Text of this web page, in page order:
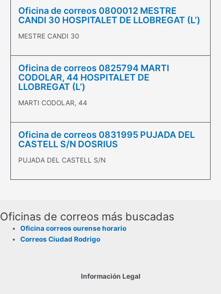
Oficina de correos 0800012 MESTRE
CANDI 30 HOSPITALET DE LLOBREGAT (L’)
MESTRE CANDI 30
Oficina de correos 0825794 MARTI
CODOLAR, 44 HOSPITALET DE
LLOBREGAT (L’)
MARTI CODOLAR, 44
Oficina de correos 0831995 PUJADA DEL
CASTELL S/N DOSRIUS
PUJADA DEL CASTELL S/N
Oficinas de correos más buscadas
Oficina correos ourense horario
Correos Ciudad Rodrigo
Información Legal